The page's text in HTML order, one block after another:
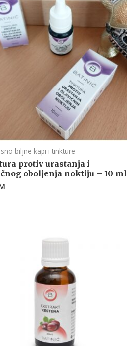
biljne kapi i tinkture
protiv urastanja i
oboljenja noktiju – 10 ml